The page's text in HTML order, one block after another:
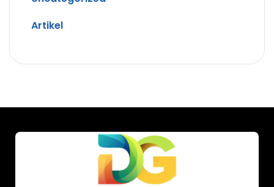
Artikel